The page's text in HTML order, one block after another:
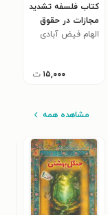
کتاب فلسفه تشدید
مجازات در حقوق
جزای عمومی
الهام فیض آبادی
۱۵,۰۰۰ ت
مشاهده همه